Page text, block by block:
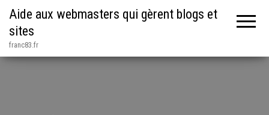
Aide aux webmasters qui gèrent blogs et
sites
franc83.fr